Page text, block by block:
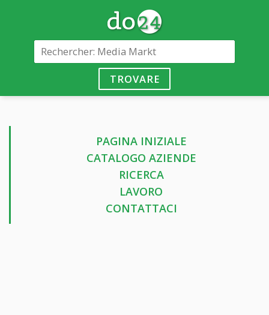
TROVARE
PAGINA INIZIALE
CATALOGO AZIENDE
RICERCA
LAVORO
CONTATTACI